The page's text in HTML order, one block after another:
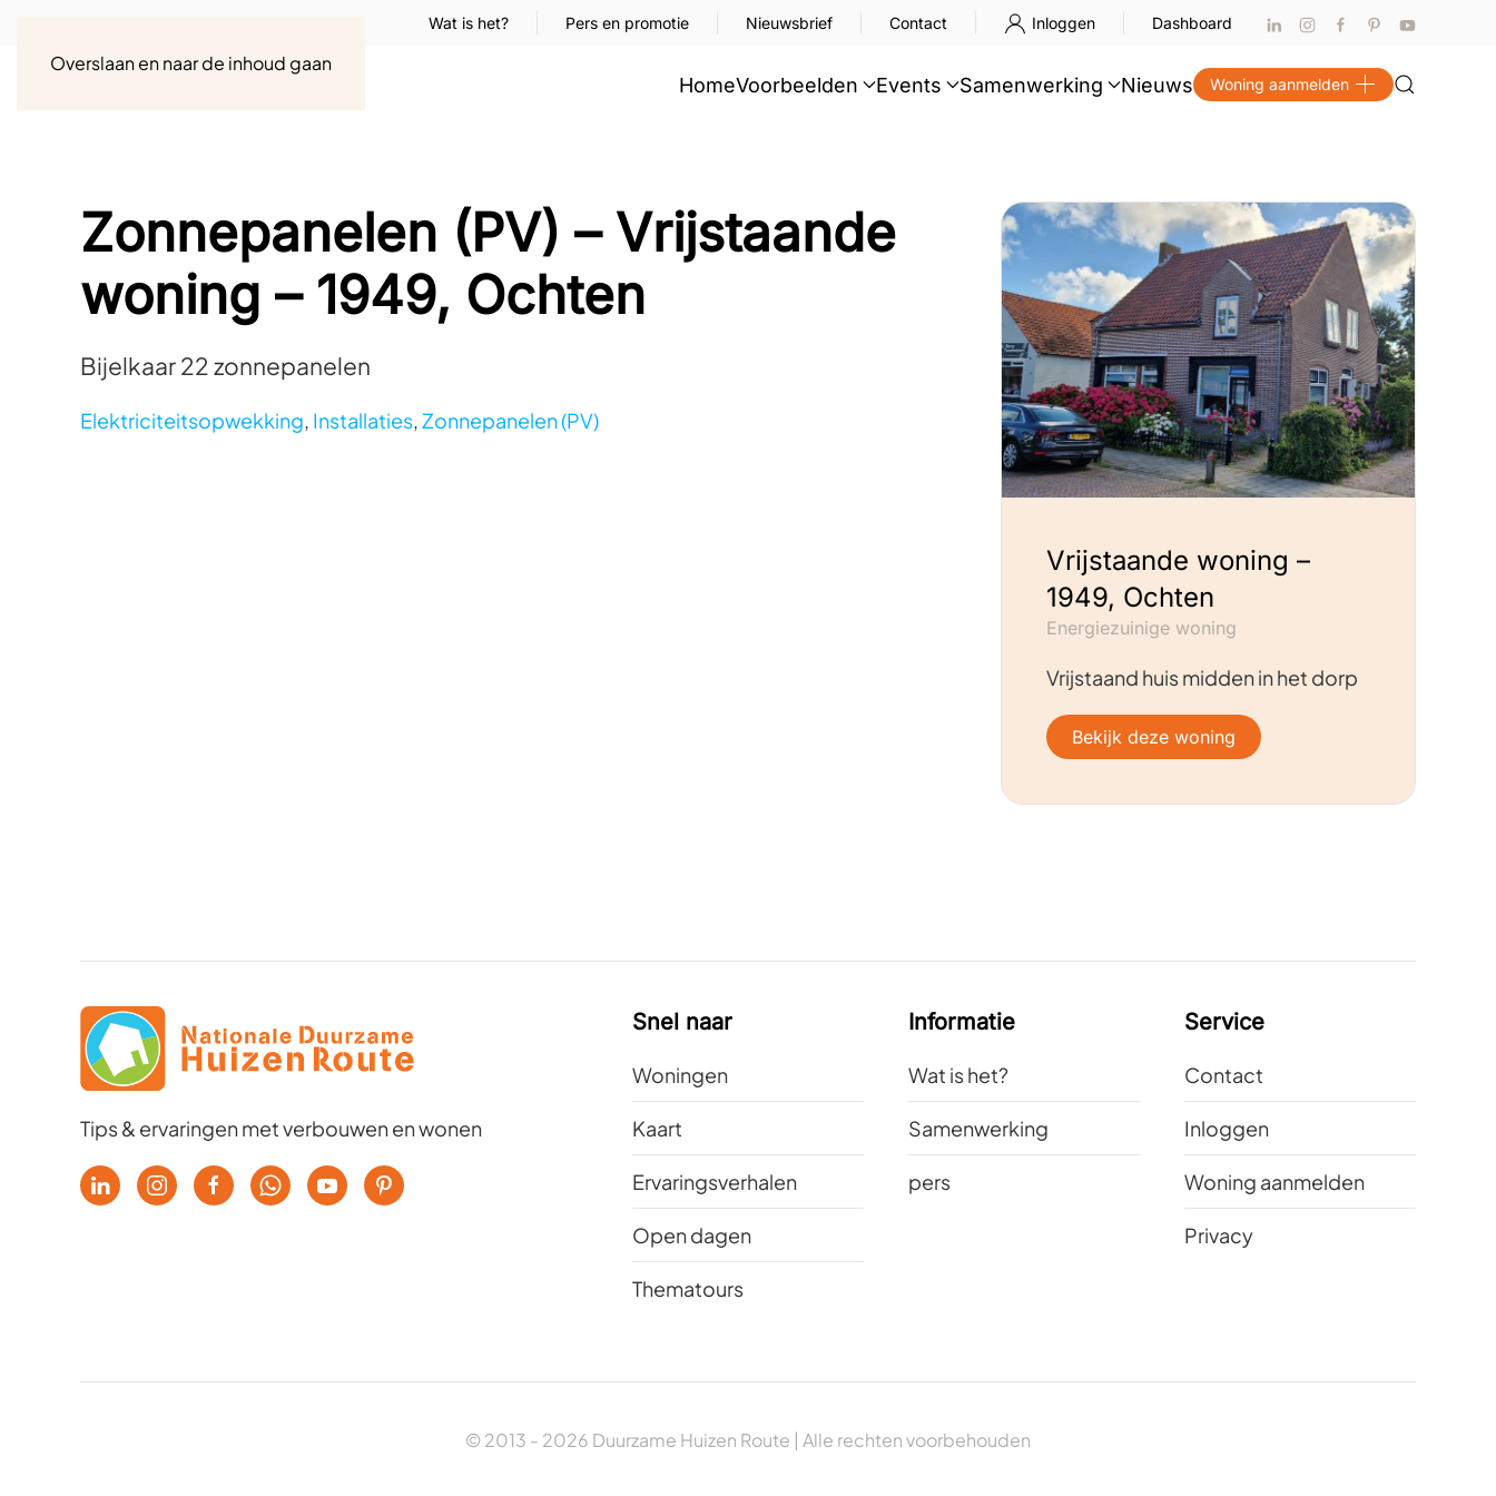
Overslaan en naar de inhoud gaan
Wat is het? Pers en promotie Nieuwsbrief Contact Inloggen Dashboard
HomeVoorbeelden Events Samenwerking Nieuws Woning aanmelden
Zonnepanelen (PV) – Vrijstaande
woning – 1949, Ochten
Bijelkaar 22 zonnepanelen
Elektriciteitsopwekking, Installaties,Zonnepanelen (PV)
Vrijstaande woning –
1949, Ochten
Energiezuinige woning
Vrijstaand huis midden in het dorp
Bekijk deze woning
Tips & ervaringen met verbouwen en wonen
Snel naar
Woningen
Kaart
Ervaringsverhalen
Open dagen
Thematours
Informatie
Wat is het?
Samenwerking
pers
Service
Contact
Inloggen
Woning aanmelden
Privacy
© 2013 - 2026 Duurzame Huizen Route | Alle rechten voorbehouden